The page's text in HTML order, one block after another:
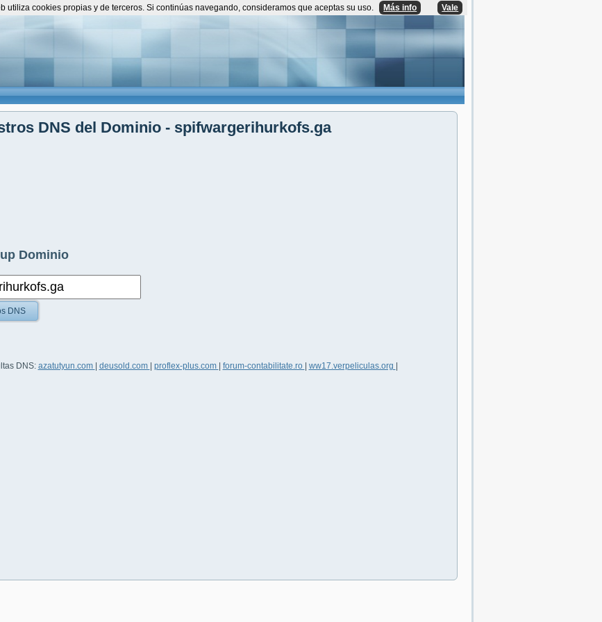
DNS del Dominio - spifwargerihurkofs.ga
Dominio
DNS
DNS: azatutyun.com deusold.com proflex-plus.com forum-contabilitate.ro ww17.verpeliculas.org
utiliza cookies propias y de terceros. Si continúas navegando, consideramos que aceptas su uso. Más info Vale